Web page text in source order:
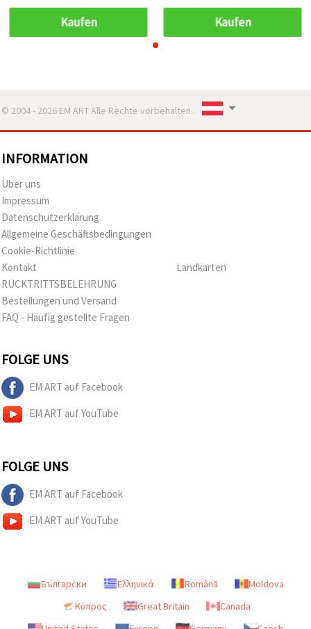
Kaufen Kaufen
© 2004 - 2026 EM ART Alle Rechte vorbehalten..
INFORMATION
Über uns
Impressum
Datenschutzerklärung
Allgemeine Geschäftsbedingungen
Cookie-Richtlinie
Kontakt
RÜCKTRITTSBELEHRUNG
Bestellungen und Versand
FAQ - Häufig gestellte Fragen
Landkarten
FOLGE UNS
EM ART auf Facebook
EM ART auf YouTube
FOLGE UNS
EM ART auf Facebook
EM ART auf YouTube
Български Ελληνικά Română
Moldova
Κύπρος
Great Britain
Canada